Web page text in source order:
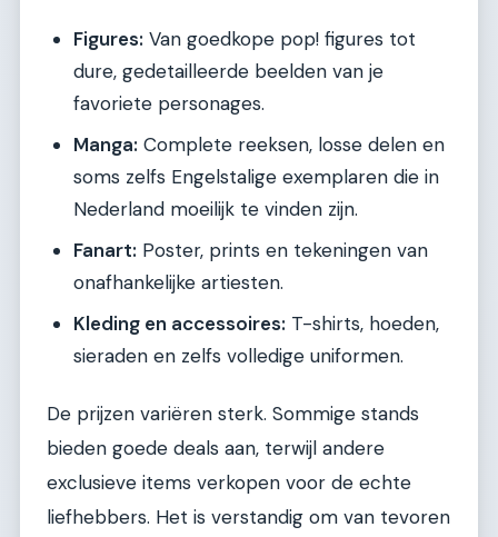
Figures: Van goedkope pop! figures tot
dure, gedetailleerde beelden van je
favoriete personages.
Manga: Complete reeksen, losse delen en
soms zelfs Engelstalige exemplaren die in
Nederland moeilijk te vinden zijn.
Fanart: Poster, prints en tekeningen van
onafhankelijke artiesten.
Kleding en accessoires: T-shirts, hoeden,
sieraden en zelfs volledige uniformen.
De prijzen variëren sterk. Sommige stands
bieden goede deals aan, terwijl andere
exclusieve items verkopen voor de echte
liefhebbers. Het is verstandig om van tevoren